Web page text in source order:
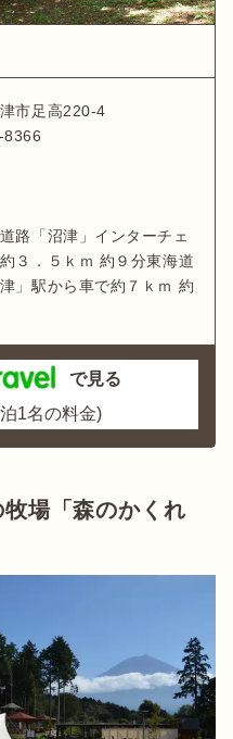
市足高220-4
8366
路「沼津」インターチェ
３．５ｋｍ 約９分東海道
」駅から車で約７ｋｍ 約
で見る
1名の料金)
牧場「森のかくれ